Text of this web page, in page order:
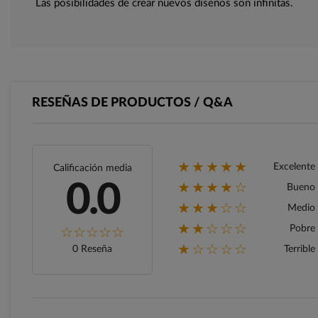
Las posibilidades de crear nuevos diseños son infinitas.
RESEÑAS DE PRODUCTOS / Q&A
Calificación media
0.0
0 Reseña
★★★★★ Excelente
★★★★☆ Bueno
★★★☆☆ Medio
★★☆☆☆ Pobre
★☆☆☆☆ Terrible